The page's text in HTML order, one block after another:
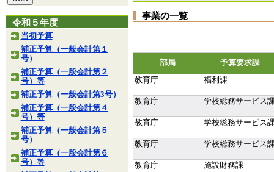
令和５年度
当初予算
補正予算（一般会計第１
号）
補正予算（一般会計第２
号）等
補正予算（一般会計第3号）
補正予算（一般会計第４
号）等
補正予算（一般会計第５
号）
補正予算（一般会計第６
号）等
事業の一覧
部局
予算要求課
教育庁
福利課
教育庁 学校総務サービス
教育庁 学校総務サービス
教育庁 学校総務サービス
教育庁 施設財務課